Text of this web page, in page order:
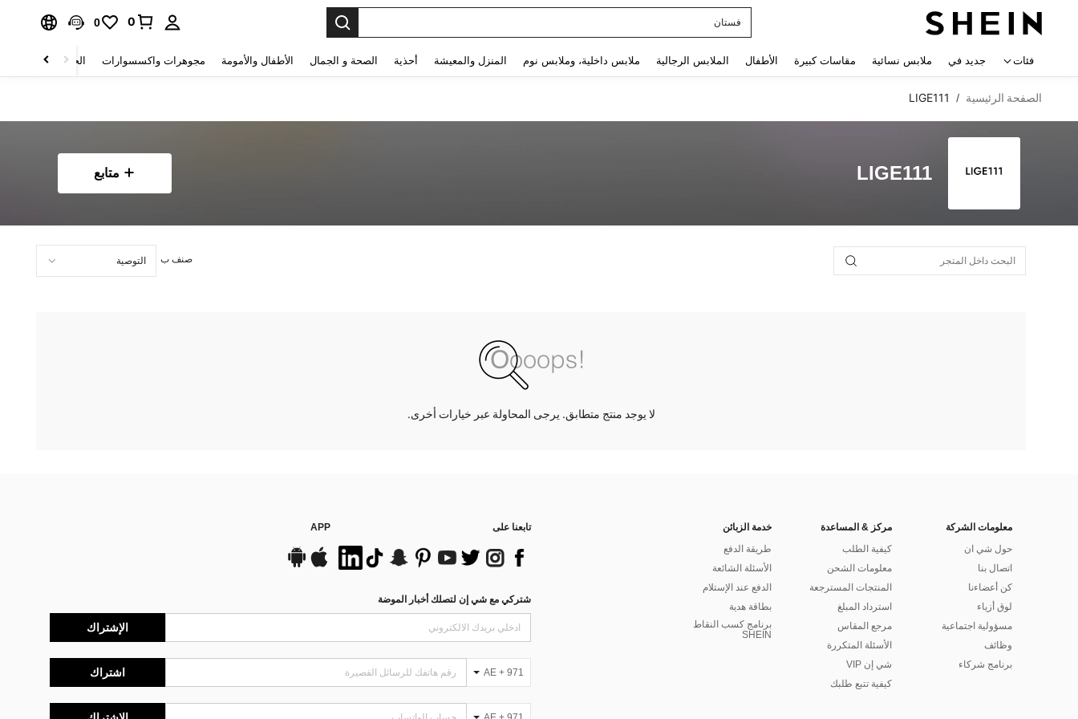
فستان
0
0
فئات جديد في ملابس نسائية مقاسات كبيرة الأطفال الملابس الرجالية ملابس داخلية، وملابس نوم المنزل والمعيشة أحذية الصحة و الجمال الأطفال والأمومة مجوهرات واكسسوارات الحقائب والأمتعة
الصفحة الرئيسية /
LIGE111
LIGE111 متابع
صنف ب
لا يوجد منتج متطابق. يرجى المحاولة عبر خيارات أخرى.
معلومات الشركة
حول شي ان
اتصال بنا
كن أعضاءنا
لوق أزياء
مسؤولية اجتماعية
وظائف
برنامج شركاء
مركز & المساعدة
كيفية الطلب
معلومات الشحن
المنتجات المسترجعة
استرداد المبلغ
مرجع المقاس
الأسئلة المتكررة
شي إن VIP
كيفية تتبع طلبك
خدمة الزبائن
طريقة الدفع
الأسئلة الشائعة
الدفع عند الإستلام
بطاقة هدية
برنامج كسب النقاط
SHEIN
تابعنا على APP
شتركي مع شي إن لتصلك أخبار الموضة
الإشتراك
AE + 971 اشتراك